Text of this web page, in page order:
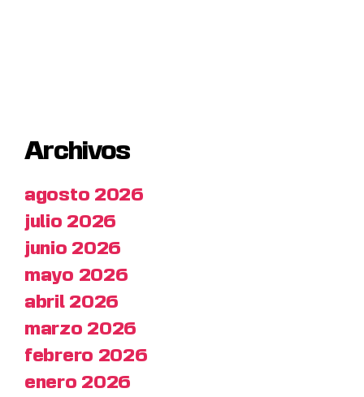
Archivos
agosto 2026
julio 2026
junio 2026
mayo 2026
abril 2026
marzo 2026
febrero 2026
enero 2026